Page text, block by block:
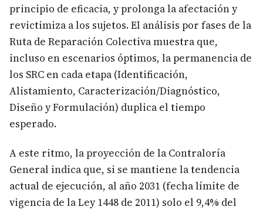
principio de eficacia, y prolonga la afectación y
revictimiza a los sujetos. El análisis por fases de la
Ruta de Reparación Colectiva muestra que,
incluso en escenarios óptimos, la permanencia de
los SRC en cada etapa (Identificación,
Alistamiento, Caracterización/Diagnóstico,
Diseño y Formulación) duplica el tiempo
esperado.
A este ritmo, la proyección de la Contraloría
General indica que, si se mantiene la tendencia
actual de ejecución, al año 2031 (fecha límite de
vigencia de la Ley 1448 de 2011) solo el 9,4% del